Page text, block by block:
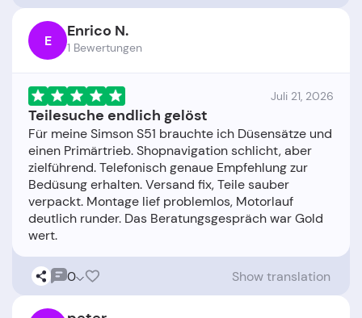
E Enrico N.
1 Bewertungen
Juli 21, 2026
Teilesuche endlich gelöst
Für meine Simson S51 brauchte ich Düsensätze und
einen Primärtrieb. Shopnavigation schlicht, aber
zielführend. Telefonisch genaue Empfehlung zur
Bedüsung erhalten. Versand fix, Teile sauber
verpackt. Montage lief problemlos, Motorlauf
deutlich runder. Das Beratungsgespräch war Gold
0 Show translation